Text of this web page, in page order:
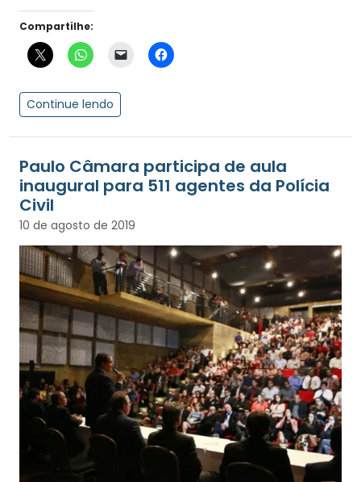
Compartilhe:
Continue lendo
Paulo Câmara participa de aula
inaugural para 511 agentes da Polícia
Civil
10 de agosto de 2019